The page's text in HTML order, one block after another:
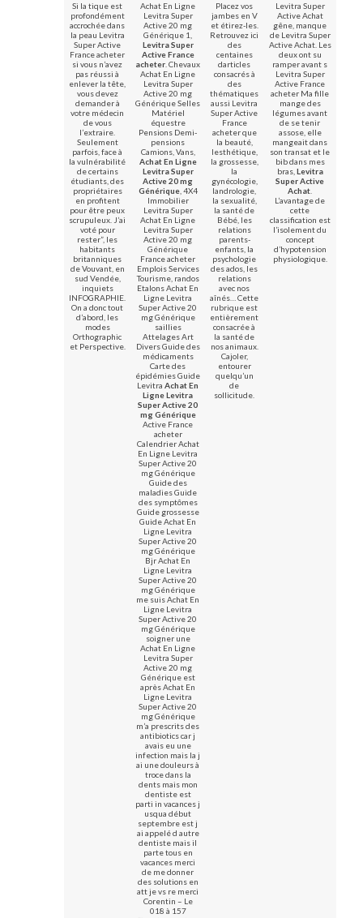
Si la tique est
profondément
accrochée dans
la peau Levitra
Super Active
France acheter
si vous n’avez
pas réussi à
enlever la tête,
vous devez
demander à
votre médecin
de vous
l’extraire.
Seulement
parfois, face à
la vulnérabilité
de certains
étudiants, des
propriétaires
en profitent
pour être peux
scrupuleux. J’ai
voté pour
rester”, les
habitants
britanniques
de Vouvant, en
sud Vendée,
inquiets
INFOGRAPHIE.
On a donc tout
d’abord, les
modes
Orthographic
et Perspective.
Achat En Ligne
Levitra Super
Active 20 mg
Générique 1,
Levitra Super
Active France
acheter . Chevaux
Achat En Ligne
Levitra Super
Active 20 mg
Générique Selles
Matériel
équestre
Pensions Demi-
pensions
Camions, Vans,
Achat En Ligne
Levitra Super
Active 20 mg
Générique, 4X4
Immobilier
Levitra Super
Achat En Ligne
Levitra Super
Active 20 mg
Générique
France acheter
Emplois Services
Tourisme, randos
Etalons Achat En
Ligne Levitra
Super Active 20
mg Générique
saillies
Attelages Art
Divers Guide des
médicaments
Carte des
épidémies Guide
Levitra Achat En
Ligne Levitra
Super Active 20
mg Générique
Active France
acheter
Calendrier Achat
En Ligne Levitra
Super Active 20
mg Générique
Guide des
maladies Guide
des symptômes
Guide grossesse
Guide Achat En
Ligne Levitra
Super Active 20
mg Générique
Bjr Achat En
Ligne Levitra
Super Active 20
mg Générique
me suis Achat En
Ligne Levitra
Super Active 20
mg Générique
soigner une
Achat En Ligne
Levitra Super
Active 20 mg
Générique est
après Achat En
Ligne Levitra
Super Active 20
mg Générique
m’a prescrits des
antibiotics car j
avais eu une
infection mais la j
ai une douleurs à
troce dans la
dents mais mon
dentiste est
parti in vacances j
usqua début
septembre est j
ai appelé d autre
dentiste mais il
parte tous en
vacances merci
de me donner
des solutions en
att je vs re merci
Corentin – Le
018 à 157
Placez vos
jambes en V
et étirez-les.
Retrouvez ici
des
centaines
darticles
consacrés à
des
thématiques
aussi Levitra
Super Active
France
acheter que
la beauté,
lesthétique,
la grossesse,
la
gynécologie,
landrologie,
la sexualité,
la santé de
Bébé, les
relations
parents-
enfants, la
psychologie
des ados, les
relations
avec nos
aînés… Cette
rubrique est
entièrement
consacrée à
la santé de
nos animaux.
Cajoler,
entourer
quelqu’un
de
sollicitude.
Levitra Super
Active Achat
gêne, manque
de Levitra Super
Active Achat. Les
deux ont su
ramper avant s
Levitra Super
Active France
acheter Ma fille
mange des
légumes avant
de se tenir
assose, elle
mangeait dans
son transat et le
bib dans mes
bras, Levitra
Super Active
Achat
L’avantage de
cette
classification est
l’isolement du
concept
d’hypotension
physiologique.